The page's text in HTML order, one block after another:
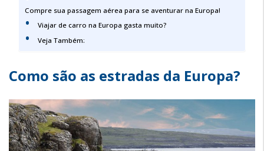
Compre sua passagem aérea para se aventurar na Europa!
Viajar de carro na Europa gasta muito?
Veja Também:
Como são as estradas da Europa?